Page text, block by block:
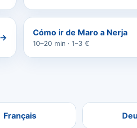
→ Cómo ir de Maro a Nerja
10–20 min · 1–3 €
Français